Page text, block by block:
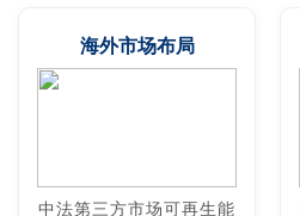
海外市场布局
中法第三方市场可再生能